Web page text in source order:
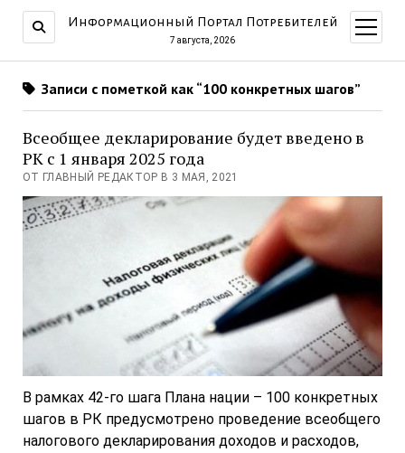
Информационный Портал Потребителей
7 августа, 2026
меню
Записи с пометкой как “100 конкретных шагов”
Всеобщее декларирование будет введено в
РК с 1 января 2025 года
ОТ ГЛАВНЫЙ РЕДАКТОР В 3 МАЯ, 2021
В рамках 42-го шага Плана нации – 100 конкретных
шагов в РК предусмотрено проведение всеобщего
налогового декларирования доходов и расходов,